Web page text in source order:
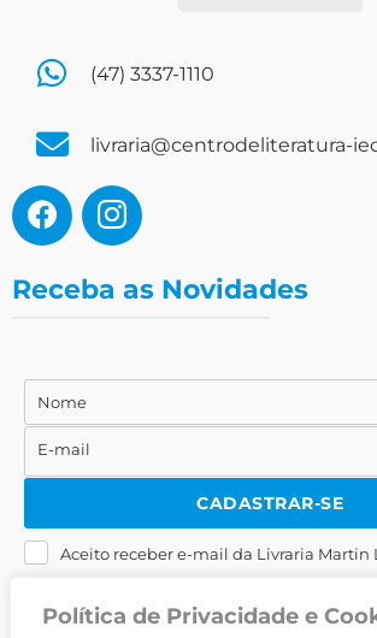
Política de Privacidade e
(47) 3337-1110
livraria@centrodeliteratura-
Receba as Novidades
Nome
Nome
E-
mail
E-mail
CADASTRAR-SE
Aceito receber e-mail da Livraria Martin